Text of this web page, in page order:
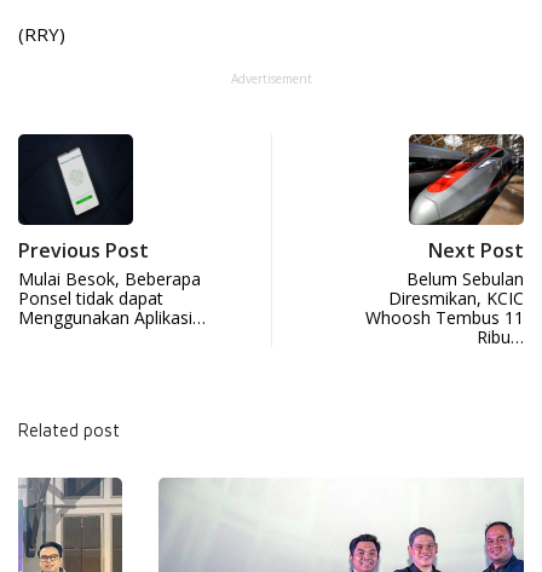
(RRY)
Advertisement
Previous Post
Mulai Besok, Beberapa
Ponsel tidak dapat
Menggunakan Aplikasi…
Next Post
Belum Sebulan
Diresmikan, KCIC
Whoosh Tembus 11
Ribu…
Related post